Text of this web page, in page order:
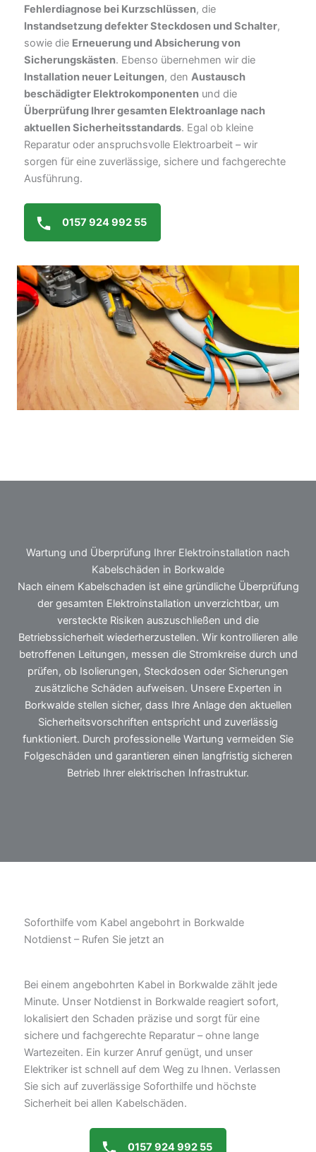
Fehlerdiagnose bei Kurzschlüssen, die
Instandsetzung defekter Steckdosen und Schalter,
sowie die Erneuerung und Absicherung von
Sicherungskästen. Ebenso übernehmen wir die
Installation neuer Leitungen, den Austausch
beschädigter Elektrokomponenten und die
Überprüfung Ihrer gesamten Elektroanlage nach
aktuellen Sicherheitsstandards. Egal ob kleine
Reparatur oder anspruchsvolle Elektroarbeit – wir
sorgen für eine zuverlässige, sichere und fachgerechte
Ausführung.
0157 924 992 55
Wartung und Überprüfung Ihrer Elektroinstallation nach
Kabelschäden in Borkwalde
Nach einem Kabelschaden ist eine gründliche Überprüfung
der gesamten Elektroinstallation unverzichtbar, um
versteckte Risiken auszuschließen und die
Betriebssicherheit wiederherzustellen. Wir kontrollieren alle
betroffenen Leitungen, messen die Stromkreise durch und
prüfen, ob Isolierungen, Steckdosen oder Sicherungen
zusätzliche Schäden aufweisen. Unsere Experten in
Borkwalde stellen sicher, dass Ihre Anlage den aktuellen
Sicherheitsvorschriften entspricht und zuverlässig
funktioniert. Durch professionelle Wartung vermeiden Sie
Folgeschäden und garantieren einen langfristig sicheren
Betrieb Ihrer elektrischen Infrastruktur.
Soforthilfe vom Kabel angebohrt in Borkwalde
Notdienst – Rufen Sie jetzt an
Bei einem angebohrten Kabel in Borkwalde zählt jede
Minute. Unser Notdienst in Borkwalde reagiert sofort,
lokalisiert den Schaden präzise und sorgt für eine
sichere und fachgerechte Reparatur – ohne lange
Wartezeiten. Ein kurzer Anruf genügt, und unser
Elektriker ist schnell auf dem Weg zu Ihnen. Verlassen
Sie sich auf zuverlässige Soforthilfe und höchste
Sicherheit bei allen Kabelschäden.
0157 924 992 55